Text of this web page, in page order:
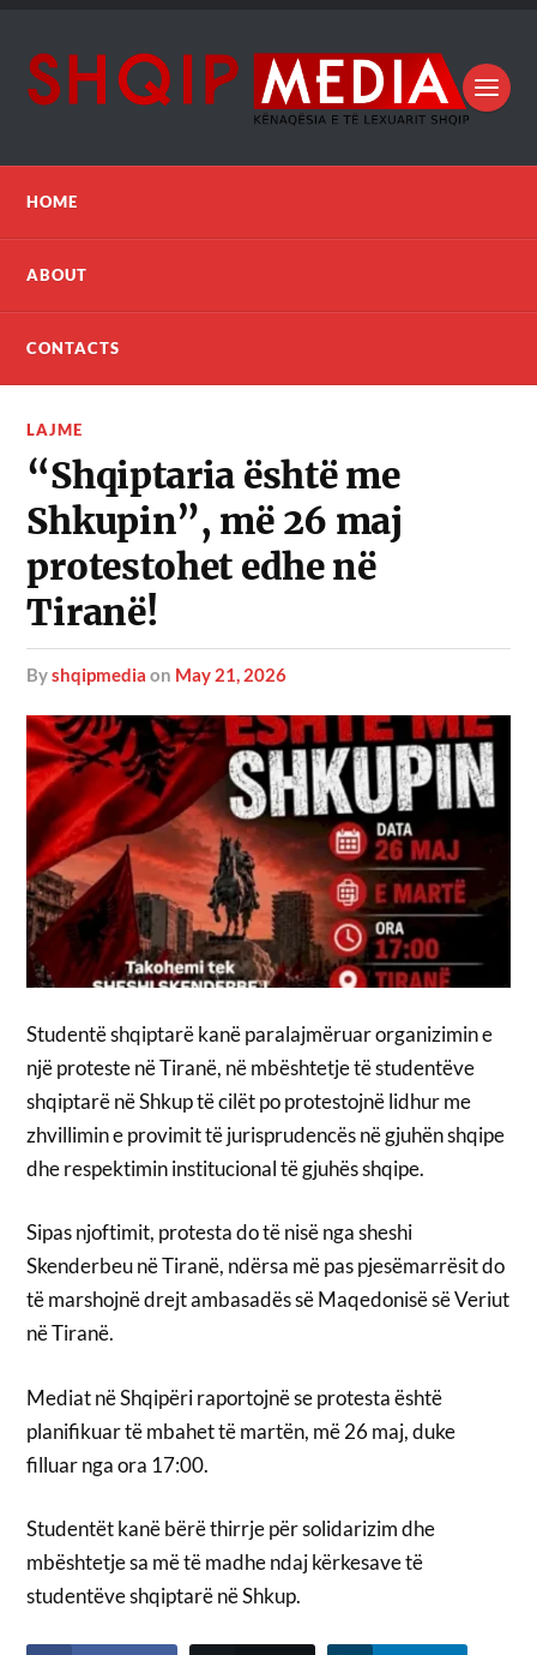
HOME
ABOUT
CONTACTS
LAJME
“Shqiptaria është me
Shkupin”, më 26 maj
protestohet edhe në
Tiranë!
byshqipmedia on May 21, 2026
Studentë shqiptarë kanë paralajmëruar organizimin e
një proteste në Tiranë, në mbështetje të studentëve
shqiptarë në Shkup të cilët po protestojnë lidhur me
zhvillimin e provimit të jurisprudencës në gjuhën shqipe
dhe respektimin institucional të gjuhës shqipe.
Sipas njoftimit, protesta do të nisë nga sheshi
Skenderbeu në Tiranë, ndërsa më pas pjesëmarrësit do
të marshojnë drejt ambasadës së Maqedonisë së Veriut
në Tiranë.
Mediat në Shqipëri raportojnë se protesta është
planifikuar të mbahet të martën, më 26 maj, duke
filluar nga ora 17:00.
Studentët kanë bërë thirrje për solidarizim dhe
mbështetje sa më të madhe ndaj kërkesave të
studentëve shqiptarë në Shkup.